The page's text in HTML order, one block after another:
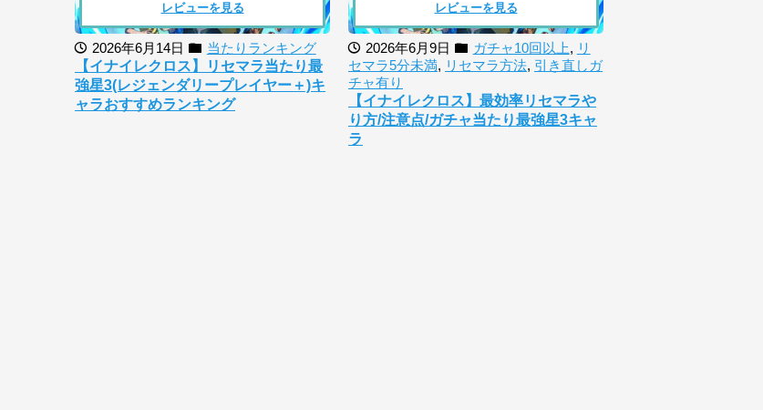
2026年6月14日
当たりランキング
【イナイレクロス】リセマラ当たり最
強星3(レジェンダリープレイヤー＋)キ
ャラおすすめランキング
レビューを見る
2026年6月9日 ガチャ10回以上, リ
セマラ5分未満, リセマラ方法, 引き直しガ
チャ有り
【イナイレクロス】最効率リセマラや
り方/注意点/ガチャ当たり最強星3キャ
ラ
レビューを見る